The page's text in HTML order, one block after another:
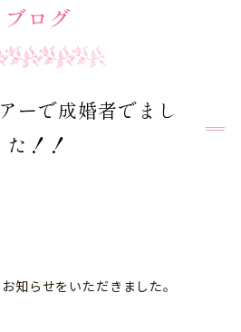
ール
ブログ
ーで成婚者でまし
た！！
らせをいただきました。